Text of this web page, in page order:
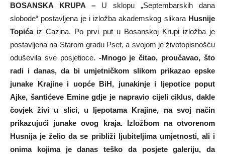
BOSANSKA KRUPA – U sklopu „Septembarskih dana
slobode“ postavljena je i izložba akademskog slikara Husnije
Topićaiz Cazina. Po prvi put u Bosanskoj Krupi izložba je
postavljena na Starom gradu Pset, a svojom je životopisnošću
oduševila sve posjetioce. -Mnogo je čitao, proučavao, što
radi i danas, da bi umjetničkom slikom prikazao epske
junake Krajine i uopće BiH, junakinje i ljepotice poput
Ajke, šantićeve Emine gdje je napravio cijeli ciklus, dakle
čovjek živi u slici, u ljepotama Krajine, na svoj način
prikazujući junake ovog kraja. Izložbom na otvorenom
Husnija je želio da se približi ljubiteljima umjetnosti, ali i
onima kojima je danas teško da posjete galeriju, da